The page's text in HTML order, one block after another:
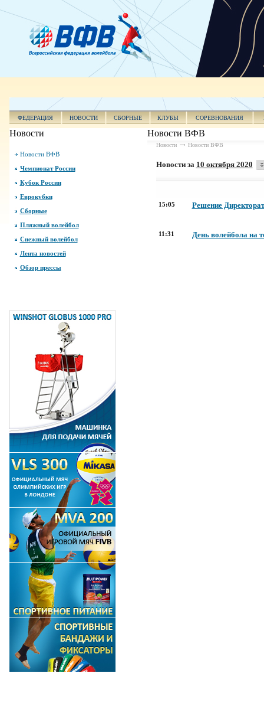
ФЕДЕРАЦИЯ НОВОСТИ СБОРНЫЕ КЛУБЫ СОРЕВНОВАНИЯ
Новости
Новости ВФВ
Чемпионат России
Кубок России
Еврокубки
Сборные
Пляжный волейбол
Снежный волейбол
Лента новостей
Обзор прессы
Новости ВФВ
Новости Новости ВФВ
Новости за 10 октября 2020
15:05 Решение
11:31 День волейбола на